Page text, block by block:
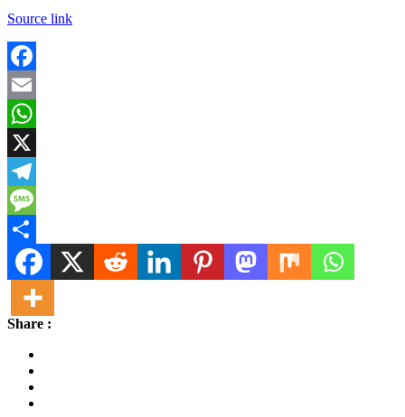
Source link
Facebook
Email
WhatsApp
X
Telegram
Message
Share
Share :